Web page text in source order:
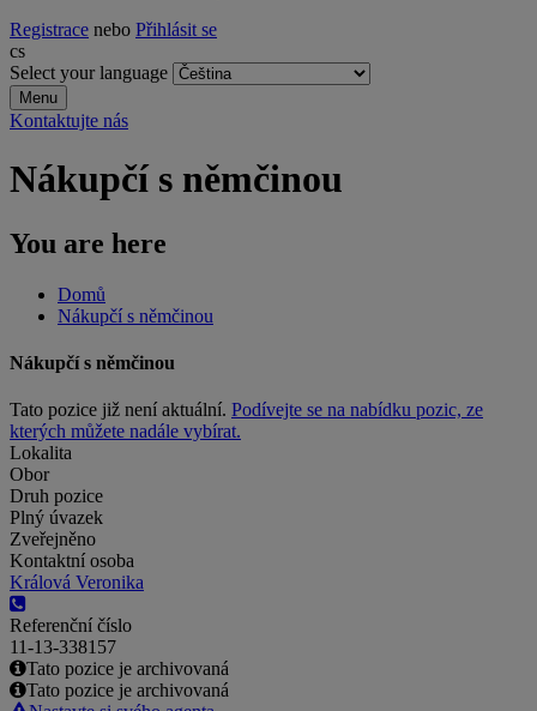
Registrace nebo Přihlásit se
cs
Select your language
Menu
Kontaktujte nás
Nákupčí s němčinou
You are here
Domů
Nákupčí s němčinou
Nákupčí s němčinou
Tato pozice již není aktuální. Podívejte se na nabídku pozic, ze
kterých můžete nadále vybírat.
Lokalita
Obor
Druh pozice
Plný úvazek
Zveřejněno
Kontaktní osoba
Králová Veronika
Referenční číslo
11-13-338157
Tato pozice je archivovaná
Tato pozice je archivovaná